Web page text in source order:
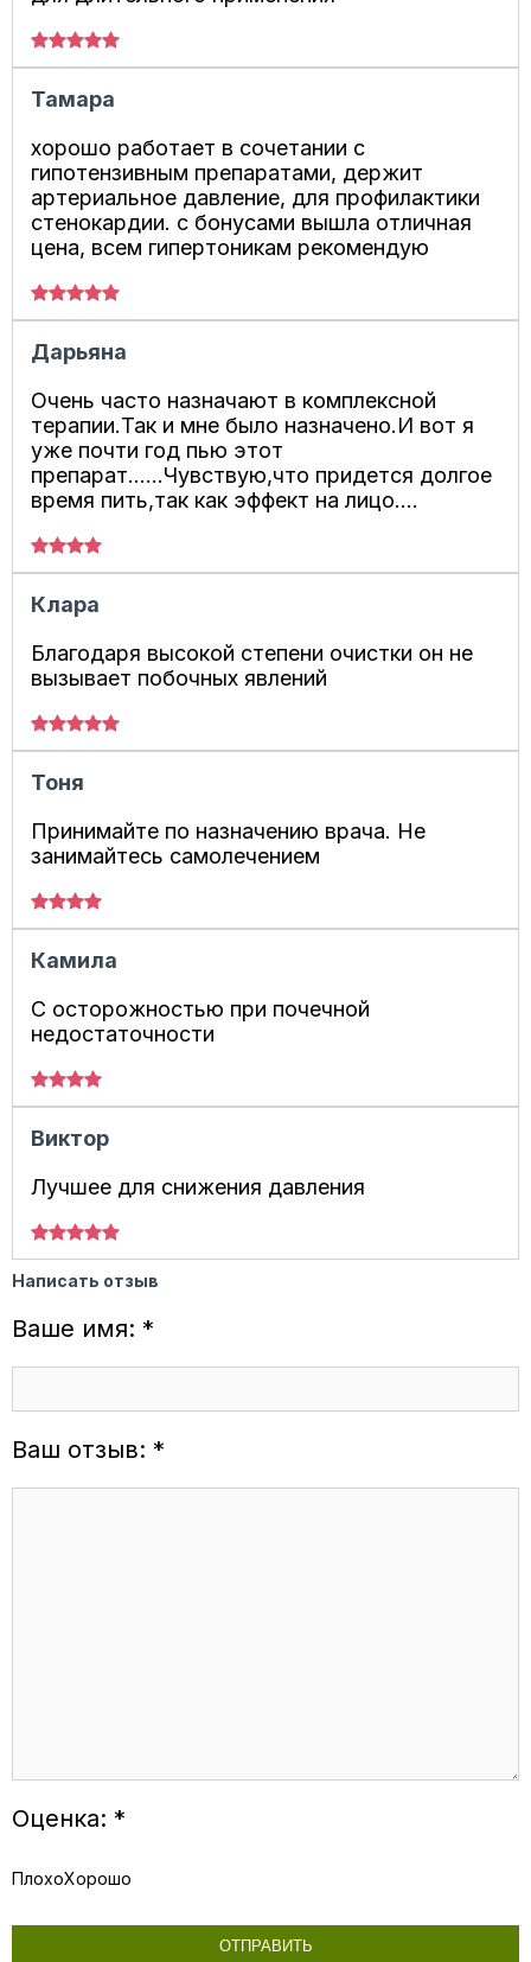
Тамара
хорошо работает в сочетании с
гипотензивным препаратами, держит
артериальное давление, для профилактики
стенокардии. с бонусами вышла отличная
цена, всем гипертоникам рекомендую
Дарьяна
Очень часто назначают в комплексной
терапии.Так и мне было назначено.И вот я
уже почти год пью этот
препарат......Чувствую,что придется долгое
время пить,так как эффект на лицо....
Клара
Благодаря высокой степени очистки он не
вызывает побочных явлений
Тоня
Принимайте по назначению врача. Не
занимайтесь самолечением
Камила
С осторожностью при почечной
недостаточности
Виктор
Лучшее для снижения давления
Написать отзыв
Ваше имя: *
Ваш отзыв: *
Оценка: *
ПлохоХорошо
ОТПРАВИТЬ